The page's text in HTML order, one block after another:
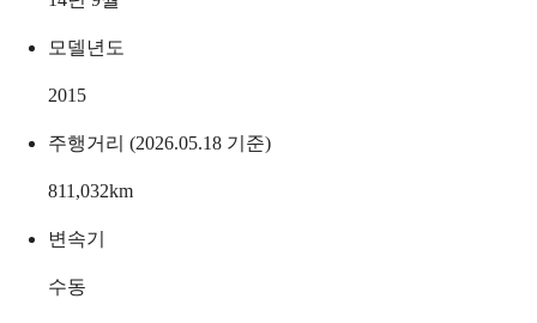
모델년도
2015
주행거리 (2026.05.18 기준)
811,032km
변속기
수동